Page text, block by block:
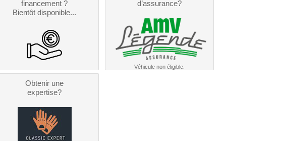
financement ?
Bientôt disponible...
d’assurance?
Véhicule non éligible.
Obtenir une
expertise?